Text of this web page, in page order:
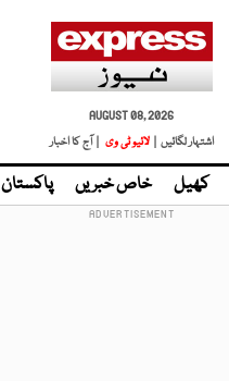
AUGUST 08, 2026
اشتہار لگائیں |
لائیو ٹی وی | آج کا اخبار
کھیل خاص خبریں پاکستان